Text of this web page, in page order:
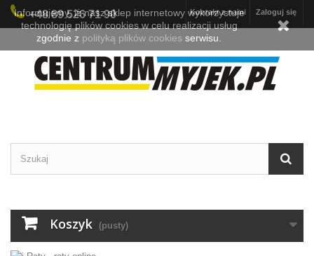
Zaloguj się
Kontakt z nami
+48 89 526 71 90
Koszyk (pusty)
Informujemy, iż nasz sklep internetowy wykorzystuje
technologię plików cookies w celu realizacji usług
zgodnie z polityką plików cookies serwisu.